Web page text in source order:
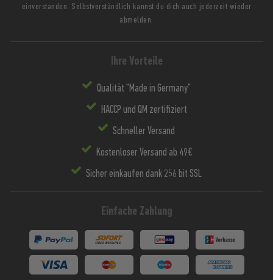
einverstanden. Selbstverständlich kannst du dich auch jederzeit wieder
abmelden.
Ihre Vorteile
Qualität "Made in Germany"
HACCP und QM zertifiziert
Schneller Versand
Kostenloser Versand ab 49€
Sicher einkaufen dank 256 bit SSL
Einfache Zahlung